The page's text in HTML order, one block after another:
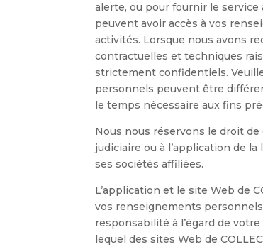
alerte, ou pour fournir le
peuvent avoir accès à vos
activités. Lorsque nous avons
contractuelles et techniques
strictement confidentiels.
personnels peuvent être
le temps nécessaire aux fins
Nous nous réservons le droit
judiciaire ou à l’application de
ses sociétés affiliées.
L’application et le site Web de
vos renseignements
responsabilité à l’égard de
lequel des sites Web de